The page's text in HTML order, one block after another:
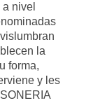
nivel
la
forma,
y les